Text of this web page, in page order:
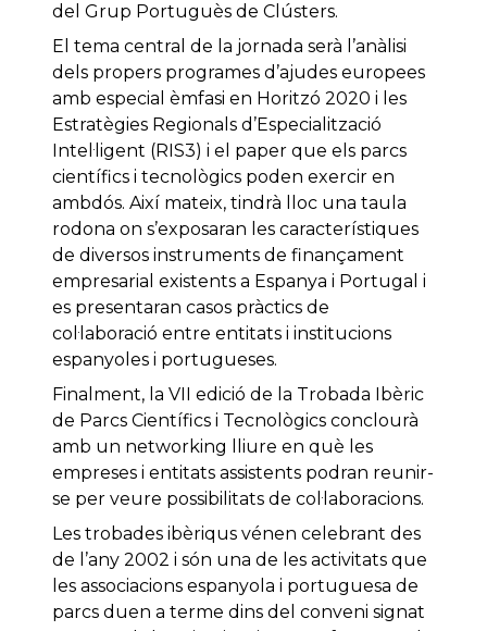
del Grup Portuguès de Clústers.
El tema central de la jornada serà l’anàlisi
dels propers programes d’ajudes europees
amb especial èmfasi en Horitzó 2020 i les
Estratègies Regionals d’Especialització
Intel·ligent (RIS3) i el paper que els parcs
científics i tecnològics poden exercir en
ambdós. Així mateix, tindrà lloc una taula
rodona on s’exposaran les característiques
de diversos instruments de finançament
empresarial existents a Espanya i Portugal i
es presentaran casos pràctics de
col·laboració entre entitats i institucions
espanyoles i portugueses.
Finalment, la VII edició de la Trobada Ibèric
de Parcs Científics i Tecnològics conclourà
amb un networking lliure en què les
empreses i entitats assistents podran reunir-
se per veure possibilitats de col·laboracions.
Les trobades ibèriqus vénen celebrant des
de l’any 2002 i són una de les activitats que
les associacions espanyola i portuguesa de
parcs duen a terme dins del conveni signat